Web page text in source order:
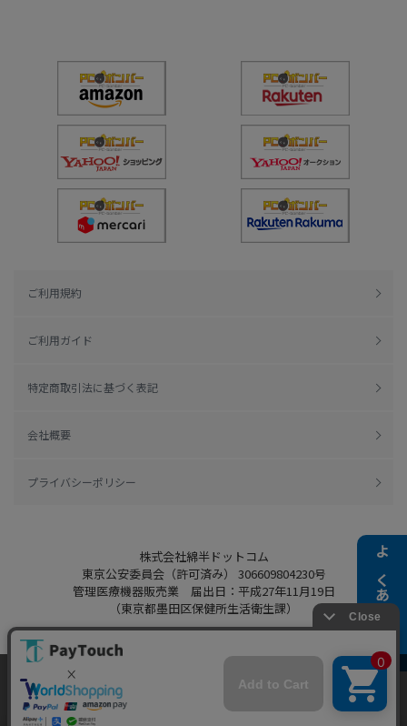
よくある質問
ご利用規約
ご利用ガイド
特定商取引法に基づく表記
会社概要
プライバシーポリシー
株式会社綿半ドットコム
東京公安委員会（許可済み） 306609804230号
管理医療機器販売業 届出日：平成27年11月19日
（東京都墨田区保健所生活衛生課）
Copyright 2022
Powered by Watahan Partners Co., Ltd.
当ウェブサイトでは、お客様により良いサービス
をご提供するため、クッキーを利用しています。
サイト利用を継続することにより、クッキーの使
同意する